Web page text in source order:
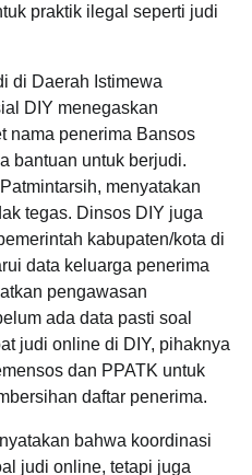
praktik ilegal seperti judi
di Daerah Istimewa
DIY menegaskan
nama penerima Bansos
bantuan untuk berjudi.
menyatakan
tegas. Dinsos DIY juga
kabupaten/kota di
data keluarga penerima
pengawasan
ada data pasti soal
judi online di DIY, pihaknya
dan PPATK untuk
daftar penerima.
bahwa koordinasi
judi online, tetapi juga